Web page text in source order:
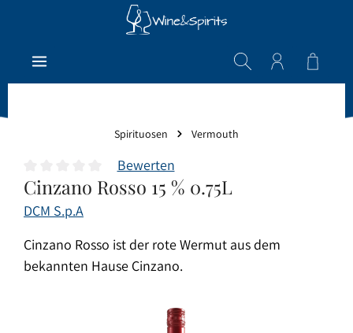
Zum Hauptinhalt springen
Spirituosen Vermouth
Durchschnittliche Bewertung von 0 von 5 Sternen
Bewerten
Cinzano Rosso 15 % 0.75L
DCM S.p.A
Cinzano Rosso ist der rote Wermut aus dem
bekannten Hause Cinzano.
Bildergalerie überspringen